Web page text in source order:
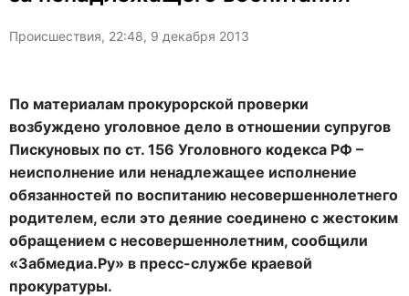
Происшествия, 22:48, 9 декабря 2013
По материалам прокурорской проверки
возбуждено уголовное дело в отношении супругов
Пискуновых по ст. 156 Уголовного кодекса РФ –
неисполнение или ненадлежащее исполнение
обязанностей по воспитанию несовершеннолетнего
родителем, если это деяние соединено с жестоким
обращением с несовершеннолетним, сообщили
«Забмедиа.Ру» в пресс-службе краевой
прокуратуры.